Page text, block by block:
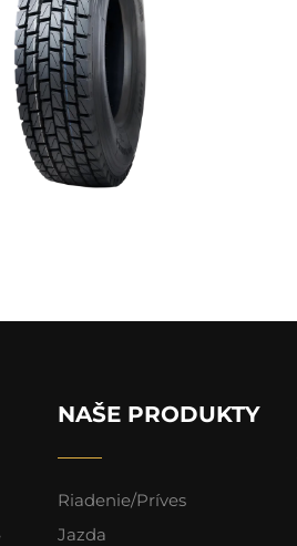
NAŠE PRODUKTY
Riadenie/Príves
Jazda